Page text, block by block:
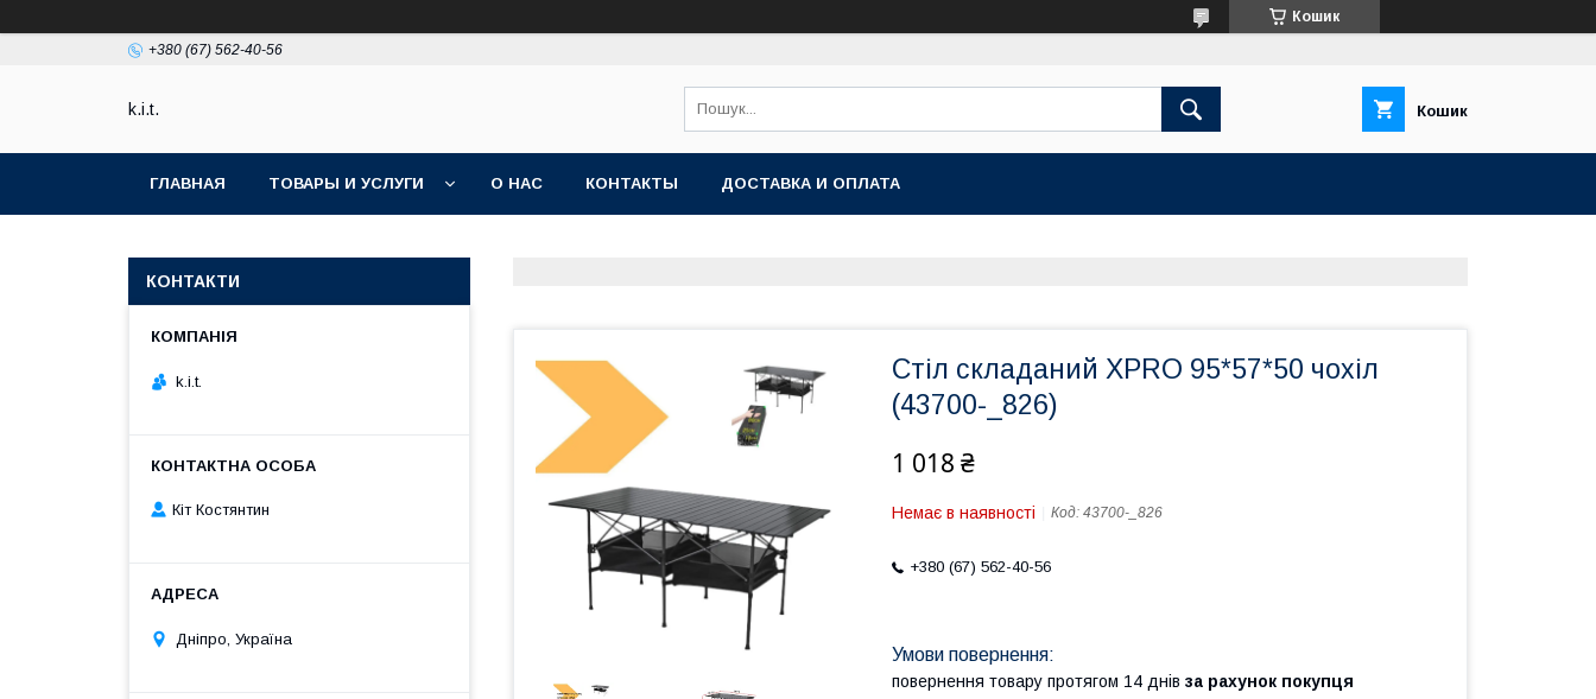
Кошик
+380 (67) 562-40-56
k.i.t. Кошик
ГЛАВНАЯ ТОВАРЫ И УСЛУГИ О НАС КОНТАКТЫ ДОСТАВКА И ОПЛАТА
Стіл складаний XPRO 95*57*50 чохіл
(43700-_826)
1 018 ₴
Немає в наявності Код: 43700-_826
+380 (67) 562-40-56
повернення товару протягом 14 днів за рахунок покупця
КОНТАКТИ
k.i.t.
Кіт Костянтин
Дніпро, Україна